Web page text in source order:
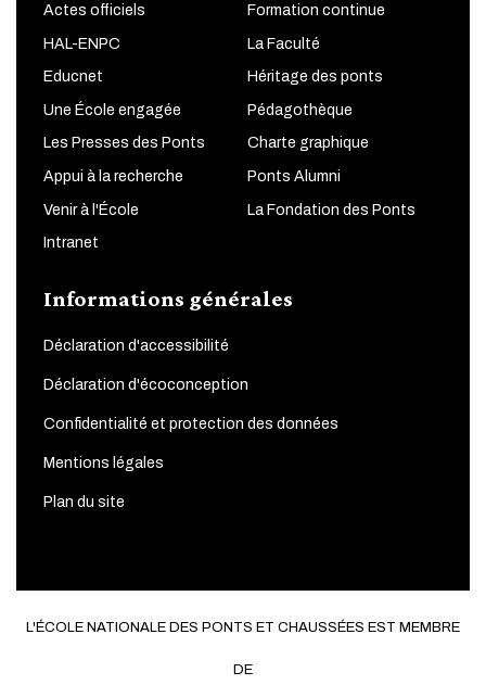
Actes officiels Formation continue
HAL-ENPC La Faculté
Educnet Héritage des ponts
Une École engagée Pédagothèque
Les Presses des Ponts Charte graphique
Appui à la recherche Ponts Alumni
Venir à l'École La Fondation des Ponts
Intranet
Informations générales
Déclaration d'accessibilité
Déclaration d'écoconception
Confidentialité et protection des données
Mentions légales
Plan du site
L'ÉCOLE NATIONALE DES PONTS ET CHAUSSÉES EST MEMBRE
DE